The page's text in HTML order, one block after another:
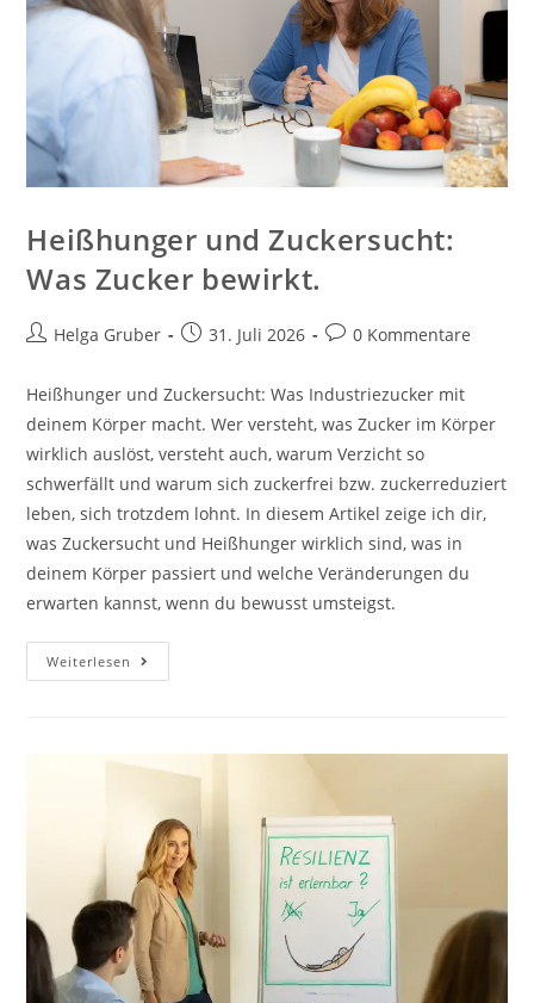
Heißhunger und Zuckersucht:
Was Zucker bewirkt.
Beitrags-
Helga Gruber
Beitrag31. Juli 2026
Beitrags-
0 Kommentare
Heißhunger und Zuckersucht: Was Industriezucker mit
deinem Körper macht. Wer versteht, was Zucker im Körper
wirklich auslöst, versteht auch, warum Verzicht so
schwerfällt und warum sich zuckerfrei bzw. zuckerreduziert
leben, sich trotzdem lohnt. In diesem Artikel zeige ich dir,
was Zuckersucht und Heißhunger wirklich sind, was in
deinem Körper passiert und welche Veränderungen du
erwarten kannst, wenn du bewusst umsteigst.
Weiterlesen Heißhunger
Und